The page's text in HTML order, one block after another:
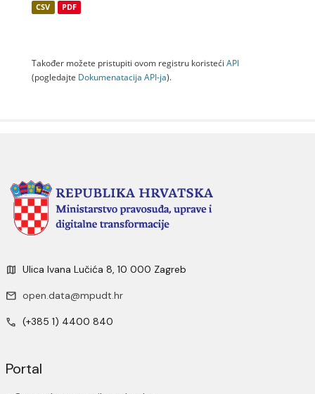
CSV PDF
Također možete pristupiti ovom registru koristeći API
(pogledajte Dokumenаtаcijа API-jа).